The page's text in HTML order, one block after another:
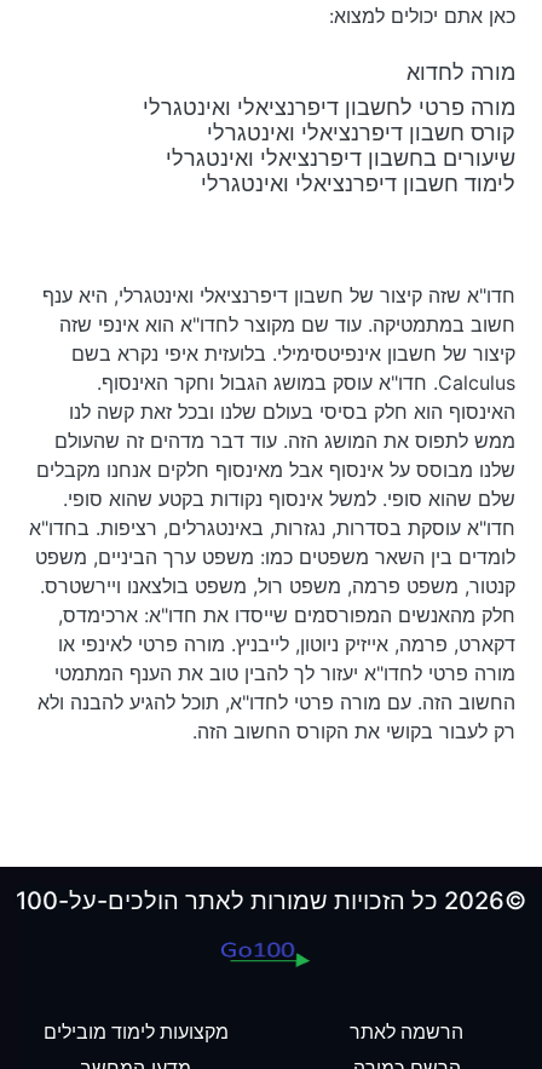
כאן אתם יכולים למצוא:
מורה לחדוא
מורה פרטי לחשבון דיפרנציאלי ואינטגרלי
קורס חשבון דיפרנציאלי ואינטגרלי
שיעורים בחשבון דיפרנציאלי ואינטגרלי
לימוד חשבון דיפרנציאלי ואינטגרלי
חדו"א שזה קיצור של חשבון דיפרנציאלי ואינטגרלי, היא ענף
חשוב במתמטיקה. עוד שם מקוצר לחדו"א הוא אינפי שזה
קיצור של חשבון אינפיטסימילי. בלועזית איפי נקרא בשם
Calculus. חדו"א עוסק במושג הגבול וחקר האינסוף.
האינסוף הוא חלק בסיסי בעולם שלנו ובכל זאת קשה לנו
ממש לתפוס את המושג הזה. עוד דבר מדהים זה שהעולם
שלנו מבוסס על אינסוף אבל מאינסוף חלקים אנחנו מקבלים
שלם שהוא סופי. למשל אינסוף נקודות בקטע שהוא סופי.
חדו"א עוסקת בסדרות, נגזרות, באינטגרלים, רציפות. בחדו"א
לומדים בין השאר משפטים כמו: משפט ערך הביניים, משפט
קנטור, משפט פרמה, משפט רול, משפט בולצאנו ויירשטרס.
חלק מהאנשים המפורסמים שייסדו את חדו"א: ארכימדס,
דקארט, פרמה, אייזיק ניוטון, לייבניץ. מורה פרטי לאינפי או
מורה פרטי לחדו"א יעזור לך להבין טוב את הענף המתמטי
החשוב הזה. עם מורה פרטי לחדו"א, תוכל להגיע להבנה ולא
רק לעבור בקושי את הקורס החשוב הזה.
©2026 כל הזכויות שמורות לאתר הולכים-על-100
הרשמה לאתר
מקצועות לימוד מובילים